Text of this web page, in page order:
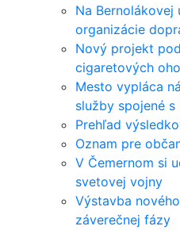
Na
organizácie
Nový projekt
cigaretových
Mesto vypláca
služby spojené s
Prehľad
Oznam pre
V Čemernom si
svetovej vojny
Výstavba
záverečnej fázy